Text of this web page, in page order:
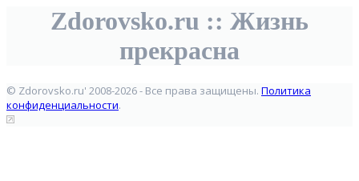
Zdorovsko.ru :: Жизнь
прекрасна
© Zdorovsko.ru' 2008-2026 - Все права защищены. Политика
конфиденциальности.